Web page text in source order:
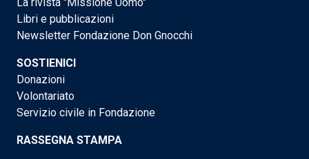
Libri e pubblicazioni
Newsletter Fondazione Don Gnocchi
SOSTIENICI
Donazioni
Volontariato
Servizio civile in Fondazione
RASSEGNA STAMPA